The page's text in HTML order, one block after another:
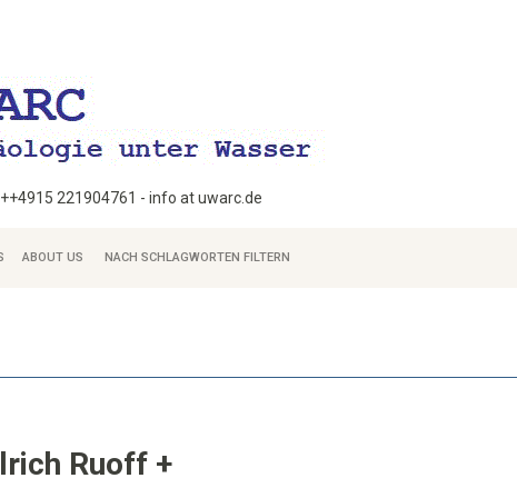
221904761 - info at uwarc.de
ABOUT US NACH SCHLAGWORTEN FILTERN
Ruoff +